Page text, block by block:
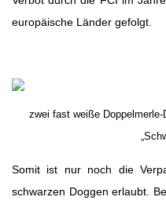
europäische Länder gefolgt.
zwei fast weiße
Somit ist nur noch die
schwarzen Doggen erlaubt.